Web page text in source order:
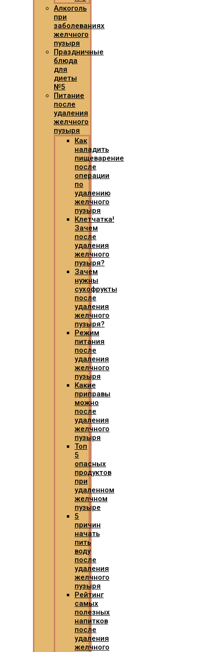
Алкоголь
при
заболеваниях
желчного
пузыря
Праздничные
блюда
для
диеты
№5
Питание
после
удаления
желчного
пузыря
Как
наладить
пищеварение
после
операции
по
удалению
желчного
пузыря
Клетчатка!
Зачем
после
удаления
желчного
пузыря?
Зачем
нужны
сухофрукты
после
удаления
желчного
пузыря?
Режим
питания
после
удаления
желчного
пузыря
Какие
приправы
можно
после
удаления
желчного
пузыря
Топ
5
опасных
продуктов
при
удаленном
желчном
пузыре
5
причин
начать
пить
воду
после
удаления
желчного
пузыря
Рейтинг
самых
полезных
напитков
после
удаления
желчного